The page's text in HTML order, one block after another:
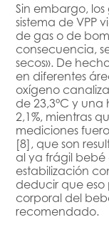
Sin embargo, los
sistema de VPP
de gas o de
consecuencia,
secos». De
en diferentes
oxígeno
de 23,3°C y
2,1%, mientras
mediciones
[8], que son
al ya frágil bebé
estabilización
deducir que
corporal del
recomendado.